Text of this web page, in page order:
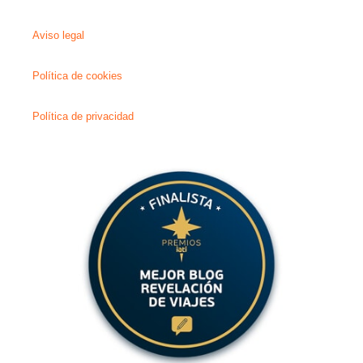
Aviso legal
Política de cookies
Política de privacidad